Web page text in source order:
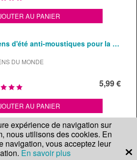
AU PANIER
d'été anti-moustiques pour la …
DU MONDE
5,99 €
AU PANIER
Encens d'été anti-
…
DU MONDE
expérience de navigation sur
nous utilisons des cookies. En
navigation, vous acceptez leur
En savoir plus